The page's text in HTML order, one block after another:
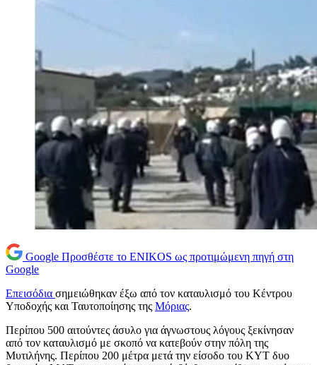
Google Προσθέστε το ENIKOS ως προτιμώμενη πηγή στη
Google
Επεισόδια σημειώθηκαν έξω από τον καταυλισμό του Κέντρου
Υποδοχής και Ταυτοποίησης της Μόριας.
Περίπου 500 αιτούντες άσυλο για άγνωστους λόγους ξεκίνησαν
από τον καταυλισμό με σκοπό να κατεβούν στην πόλη της
Μυτιλήνης. Περίπου 200 μέτρα μετά την είσοδο του ΚΥΤ δυο